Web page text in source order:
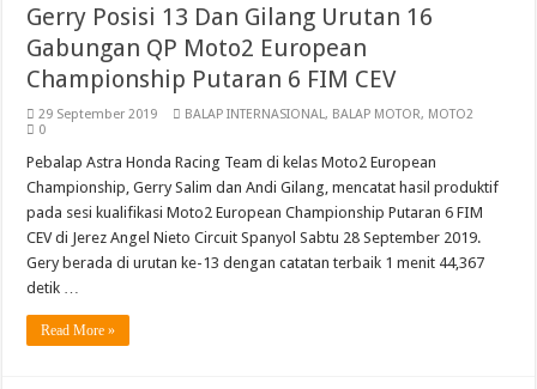
Gerry Posisi 13 Dan Gilang Urutan 16
Gabungan QP Moto2 European
Championship Putaran 6 FIM CEV
29 September 2019 BALAP INTERNASIONAL, BALAP MOTOR, MOTO2
0
Pebalap Astra Honda Racing Team di kelas Moto2 European
Championship, Gerry Salim dan Andi Gilang, mencatat hasil produktif
pada sesi kualifikasi Moto2 European Championship Putaran 6 FIM
CEV di Jerez Angel Nieto Circuit Spanyol Sabtu 28 September 2019.
Gery berada di urutan ke-13 dengan catatan terbaik 1 menit 44,367
detik …
Read More »